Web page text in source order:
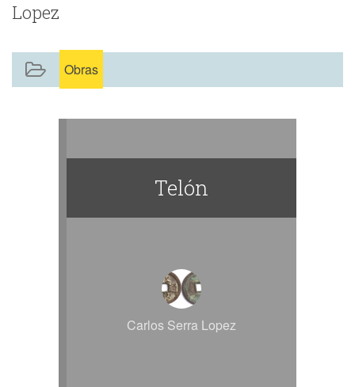
Lopez
Obras
Telón
Carlos Serra Lopez